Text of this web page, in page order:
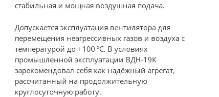
стабильная и мощная воздушная подача.
Допускается эксплуатация вентилятора для
перемещения неагрессивных газов и воздуха с
температурой до +100 °С. В условиях
промышленной эксплуатации ВДН-19К
зарекомендовал себя как надёжный агрегат,
рассчитанный на продолжительную
круглосуточную работу.